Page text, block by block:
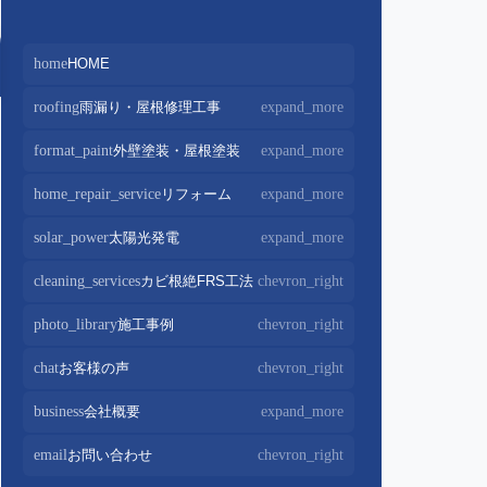
homeHOME
roofing雨漏り・屋根修理工事 expand_more
屋根修理・屋根工事 chevron_right
部分屋根工事 chevron_right
棟板金包み直し工事 chevron_right
棟板金工事 chevron_right
format_paint外壁塗装・屋根塗装 expand_more
外壁塗装 chevron_right
home_repair_service リフォーム expand_more
キッチンリフォーム chevron_right
家電・設備リフォーム chevron_right
外構リフォーム chevron_right
solar_power太陽光発電 expand_more
太陽光パネル設置 chevron_right
cleaning_servicesカビ根絶FRS工法 chevron_right
photo_library施工事例 chevron_right
chatお客様の声 chevron_right
business会社概要 expand_more
会社案内 chevron_right
emailお問い合わせ chevron_right